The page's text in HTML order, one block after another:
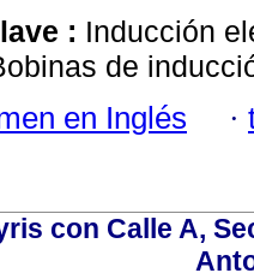
: Inducción
de
en Inglés ·
con Calle A,